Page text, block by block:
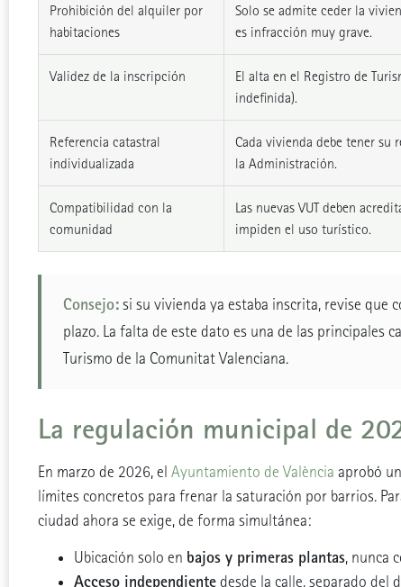
Prohibición del alquiler por
habitaciones
Solo se admite ceder la
es infracción muy grave.
Validez de la inscripción
El alta en el Registro de
indefinida).
Referencia catastral
individualizada
Cada vivienda debe tener su
la Administración.
Compatibilidad con la
comunidad
Las nuevas VUT deben
impiden el uso turístico.
Consejo:si su vivienda ya estaba inscrita, revise que
plazo. La falta de este dato es una de las principales
Turismo de la Comunitat Valenciana.
La regulación municipal de
En marzo de 2026, elAyuntamiento de València aprobó
límites concretos para frenar la saturación por barrios.
ciudad ahora se exige, de forma simultánea:
Ubicación solo en bajos y primeras plantas, nunca
Acceso independientedesde la calle, separado del